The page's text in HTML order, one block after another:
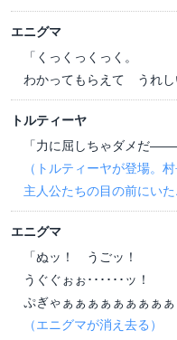
エニグマ
「くっくっくっく。
わかってもらえて うれし
トルティーヤ
「力に屈しちゃダメだ
（トルティーヤが登場。
主人公たちの目の前にいた
エニグマ
「ぬッ！ うごッ！
うぐぐぉぉ･･････ッ！
ぷぎゃぁぁぁぁぁぁぁぁぁ
（エニグマが消え去る）